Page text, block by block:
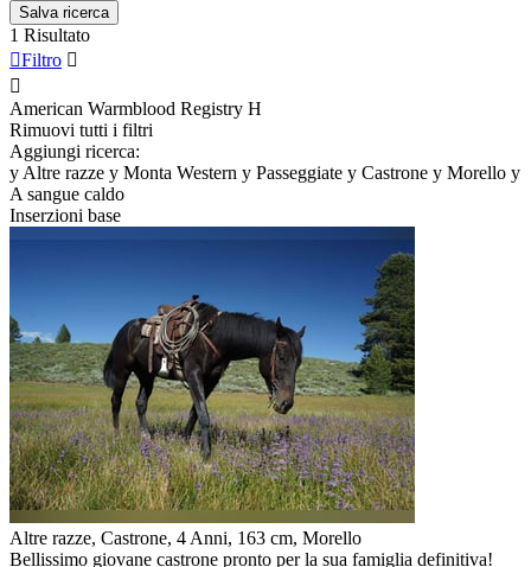
Salva ricerca
1 Risultato
Filtro 

American Warmblood Registry H
Rimuovi tutti i filtri
Aggiungi ricerca:
y Altre razze y Monta Western y Passeggiate y Castrone y Morello y
A sangue caldo
Inserzioni base
Altre razze, Castrone, 4 Anni, 163 cm, Morello
Bellissimo giovane castrone pronto per la sua famiglia definitiva!